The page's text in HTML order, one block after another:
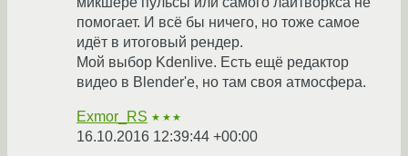
помогает. И всё бы ничего, но тоже самое
идёт в итоговый рендер.
Мой выбор Kdenlive. Есть ещё редактор
видео в Blender'е, но там своя атмосфера.
Exmor_RS ★★★
16.10.2016 12:39:44 +00:00